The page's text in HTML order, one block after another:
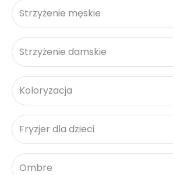
Strzyżenie męskie
Strzyżenie damskie
Koloryzacja
Fryzjer dla dzieci
Ombre